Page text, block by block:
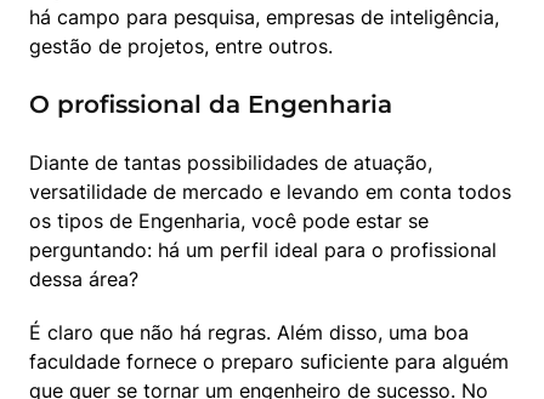
há campo para pesquisa, empresas de inteligência,
gestão de projetos, entre outros.
O profissional da Engenharia
Diante de tantas possibilidades de atuação,
versatilidade de mercado e levando em conta todos
os tipos de Engenharia, você pode estar se
perguntando: há um perfil ideal para o profissional
dessa área?
É claro que não há regras. Além disso, uma boa
faculdade fornece o preparo suficiente para alguém
que quer se tornar um engenheiro de sucesso. No